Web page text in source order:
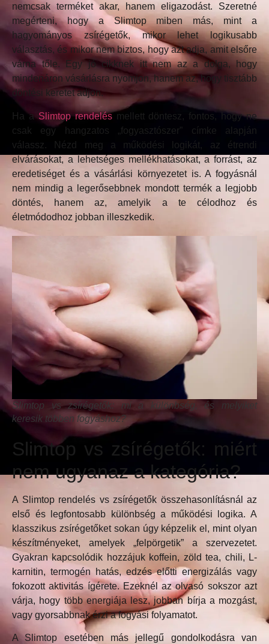
nemcsak terméket akar, hanem eligazodást. Szeretné
megérteni, hogy a Slimtop miben más, mint a
hagyományos zsírégetők, mikor lehet logikusabb
választás, és mikor nem biztos, hogy azt adja, amit elsőre
várna tőle. Egy jó cikknek itt nem az a dolga, hogy
mindenáron vásárlásra nyomjon, hanem az, hogy tisztább
döntési keretet adjon.
Ha a Slimtop rendelésmellett döntesz, fontos, hogy ne
csak egy hangzatos „fogyasztószer” címke alapján
válassz. Nézd meg a működési logikát, az étrendi
elvárásokat, a lehetséges mellékhatásokat, a forrást, az
eredetiséget és a vásárlási környezetet is. A fogyásnál
nem mindig a legerősebbnek mondott termék a legjobb
döntés, hanem az, amelyik a te célodhoz és
életmódodhoz jobban illeszkedik.
Slimtop vs zsírégetők: mi a különbség, és melyiket
keresik többen fogyáshoz?
Slimtop vs zsírégetők: miért
nem ugyanaz a kategória?
A Slimtop rendelés vs zsírégetők összehasonlításnál az
első és legfontosabb különbség a működési logika. A
klasszikus zsírégetőket sokan úgy képzelik el, mint olyan
készítményeket, amelyek „felpörgetik” a szervezetet.
Gyakran kapcsolódik hozzájuk koffein, zöld tea, chili, L-
karnitin, termogén hatás, edzés előtti energizálás vagy
fokozott aktivitás ígérete. Ezeknél az olvasó sokszor azt
várja, hogy több energiája lesz, jobban bírja a mozgást,
vagy gyorsabbnak érzi a fogyási folyamatot.
A Slimtop esetében más jellegű gondolkodásra van